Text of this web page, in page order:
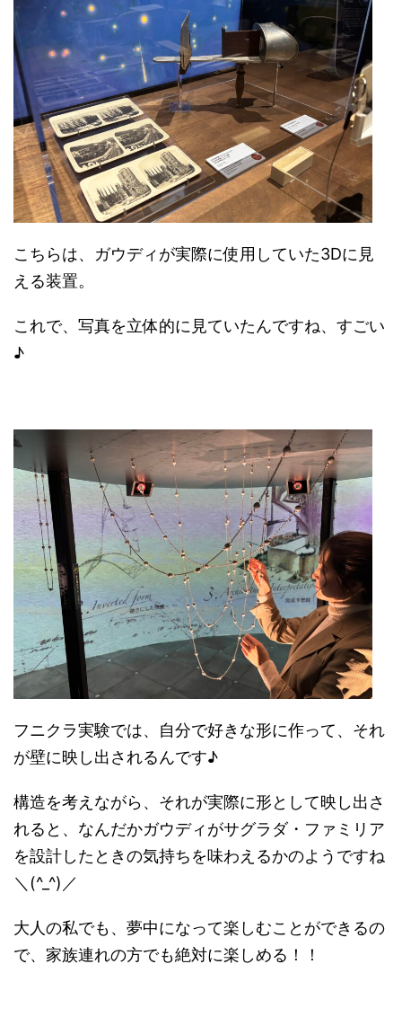
こちらは、ガウディが実際に使用していた3Dに見
える装置。
これで、写真を立体的に見ていたんですね、すごい
♪
フニクラ実験では、自分で好きな形に作って、それ
が壁に映し出されるんです♪
構造を考えながら、それが実際に形として映し出さ
れると、なんだかガウディがサグラダ・ファミリア
を設計したときの気持ちを味わえるかのようですね
＼(^_^)／
大人の私でも、夢中になって楽しむことができるの
で、家族連れの方でも絶対に楽しめる！！